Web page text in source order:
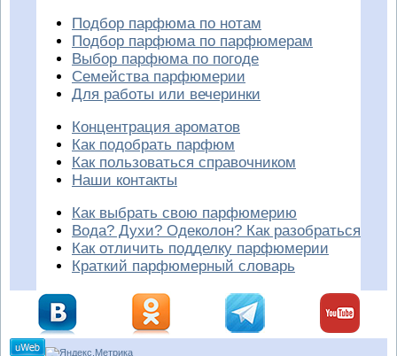
Подбор парфюма по нотам
Подбор парфюма по парфюмерам
Выбор парфюма по погоде
Семейства парфюмерии
Для работы или вечеринки
Концентрация ароматов
Как подобрать парфюм
Как пользоваться справочником
Наши контакты
Как выбрать свою парфюмерию
Вода? Духи? Одеколон? Как разобраться
Как отличить подделку парфюмерии
Краткий парфюмерный словарь